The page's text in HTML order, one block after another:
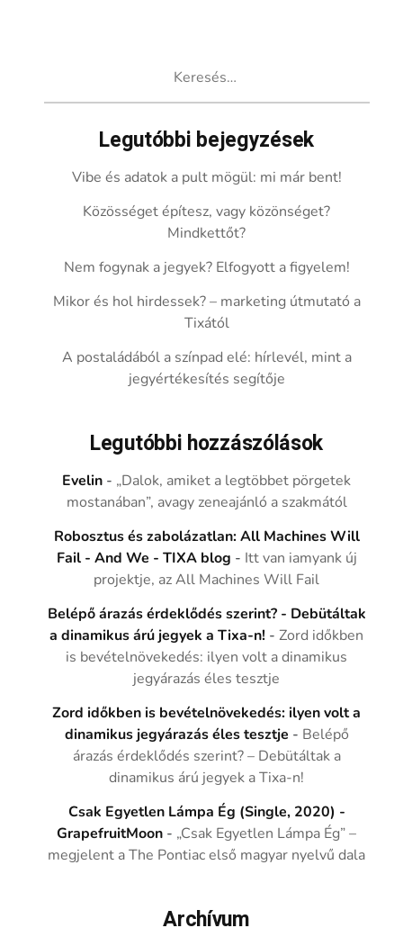
Legutóbbi bejegyzések
Vibe és adatok a pult mögül: mi már bent!
Közösséget építesz, vagy közönséget?
Mindkettőt?
Nem fogynak a jegyek? Elfogyott a figyelem!
Mikor és hol hirdessek? – marketing útmutató a
Tixától
A postaládából a színpad elé: hírlevél, mint a
jegyértékesítés segítője
Legutóbbi hozzászólások
Evelin - „Dalok, amiket a legtöbbet pörgetek
mostanában”, avagy zeneajánló a szakmától
Robosztus és zabolázatlan: All Machines Will
Fail - And We - TIXA blog - Itt van iamyank új
projektje, az All Machines Will Fail
Belépő árazás érdeklődés szerint? - Debütáltak
a dinamikus árú jegyek a Tixa-n! -Zord időkben
is bevételnövekedés: ilyen volt a dinamikus
jegyárazás éles tesztje
Zord időkben is bevételnövekedés: ilyen volt a
dinamikus jegyárazás éles tesztje - Belépő
árazás érdeklődés szerint? – Debütáltak a
dinamikus árú jegyek a Tixa-n!
Csak Egyetlen Lámpa Ég (Single, 2020) -
GrapefruitMoon - „Csak Egyetlen Lámpa Ég” –
megjelent a The Pontiac első magyar nyelvű dala
Archívum